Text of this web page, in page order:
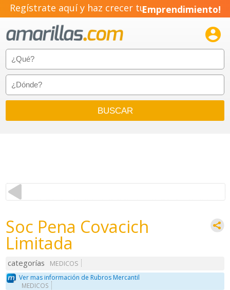
Regístrate aquí y haz crecer tuEmprendimiento!

Soc Pena Covacich
Limitada
categorías
MEDICOS
Ver mas información de Rubros Mercantil
MEDICOS